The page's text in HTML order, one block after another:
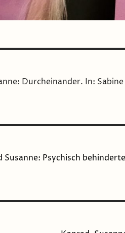
Durcheinander. In:
Susanne: Psychisch